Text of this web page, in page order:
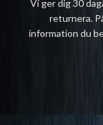
Vi ger dig 30
returnera.
information du